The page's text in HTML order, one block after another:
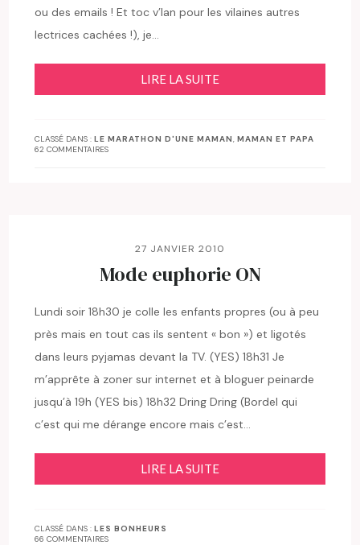
ou des emails ! Et toc v’lan pour les vilaines autres
lectrices cachées !), je…
LIRE LA SUITE
CLASSÉ DANS :LE MARATHON D'UNE MAMAN,MAMAN ET PAPA
62 COMMENTAIRES
27 JANVIER 2010
Mode euphorie ON
Lundi soir 18h30 je colle les enfants propres (ou à peu
près mais en tout cas ils sentent « bon ») et ligotés
dans leurs pyjamas devant la TV. (YES) 18h31 Je
m’apprête à zoner sur internet et à bloguer peinarde
jusqu’à 19h (YES bis) 18h32 Dring Dring (Bordel qui
c’est qui me dérange encore mais c’est…
LIRE LA SUITE
CLASSÉ DANS :LES BONHEURS
66 COMMENTAIRES